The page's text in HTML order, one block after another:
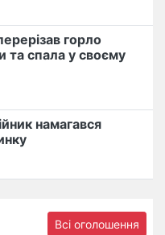
горло
та спала у своєму
намагався
Всі оголошення